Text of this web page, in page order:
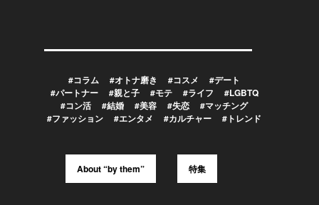
#コラム #オトナ磨き #コスメ
#デート
#パートナー
#親と子 #モテ #ライフ
#LGBTQ
#コン活
#結婚 #美容 #失恋
#マッチング
#ファッション
#エンタメ #カルチャー #トレンド
About “by them” 特集